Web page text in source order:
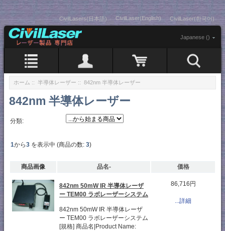
CivilLasers(日本語) CivilLaser(English) CivilLaser(한국어)
Japanese ()
ホーム :: 半導体レーザー :: 842nm 半導体レーザー
842nm 半導体レーザー
分類:
1から3 を表示中 (商品の数: 3)
商品画像 品名- 価格
842nm 50mW IR 半導体レーザ
ー TEM00 ラボレーザーシステム
842nm 50mW IR 半導体レーザ
ー TEM00 ラボレーザーシステム
[規格] 商品名|Product Name:
86,716円
...詳細